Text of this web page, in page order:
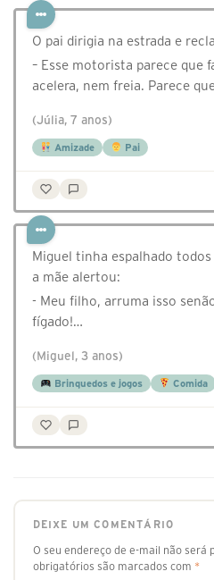
O pai dirigia na estrada e
– Esse motorista parece que
acelera, nem freia. Parece
(Júlia, 7 anos)
Amizade Pai
Miguel tinha espalhado
a mãe alertou:
- Meu filho, arruma isso
fígado!…
(Miguel, 3 anos)
Brinquedos e jogos Comida
DEIXE UM COMENTÁRIO
O seu endereço de e-mail não será
obrigatórios são marcados com *